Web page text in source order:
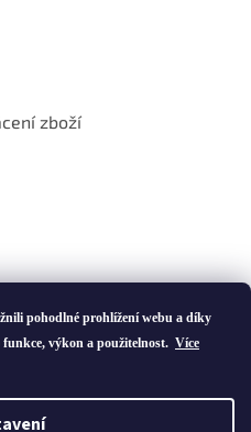
pohodlné prohlížení webu a díky
funkce, výkon a použitelnost. Více
zboží
Shoptet